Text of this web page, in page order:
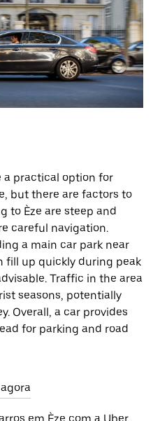
a practical option for
but there are factors to
to Èze are steep and
careful navigation.
a main car park near
fill up quickly during peak
Traffic in the area
seasons, potentially
Overall, a car provides
for parking and road